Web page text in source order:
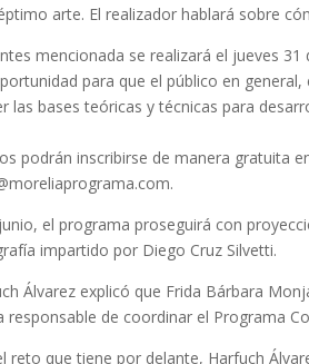
arte. El realizador hablará sobre
mencionada se realizará el jueves
para que el público en
las bases teóricas y técnicas para
podrán inscribirse de manera gratuita
el programa proseguirá con
impartido por Diego Cruz Silvetti.
Álvarez explicó que Frida Bárbara
responsable de coordinar el Programa
reto que tiene por delante, Harfuch